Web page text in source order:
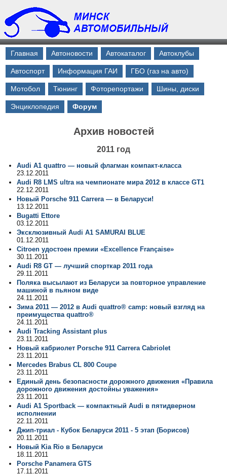
Главная Автоновости Автокаталог Автоклубы
Автоспорт Информация ГАИ ГБО (газ на авто)
Мотобол Тюнинг Фоторепортажи Шины, диски
Энциклопедия Форум
Архив новостей
2011 год
Audi A1 quattro — новый флагман компакт-класса
23.12.2011
Audi R8 LMS ultra на чемпионате мира 2012 в классе GT1
22.12.2011
Новый Porsche 911 Carrera — в Беларуси!
13.12.2011
Bugatti Ettore
03.12.2011
Эксклюзивный Audi A1 SAMURAI BLUE
01.12.2011
Citroen удостоен премии «Excellence Française»
30.11.2011
Audi R8 GT — лучший спорткар 2011 года
29.11.2011
Поляка высылают из Беларуси за повторное управление
машиной в пьяном виде
24.11.2011
Зима 2011 — 2012 в Audi quattro® camp: новый взгляд на
преимущества quattro®
24.11.2011
Audi Tracking Assistant plus
23.11.2011
Новый кабриолет Porsche 911 Carrera Cabriolet
23.11.2011
Mercedes Brabus CL 800 Coupe
23.11.2011
Единый день безопасности дорожного движения «Правила
дорожного движения достойны уважения»
23.11.2011
Audi A1 Sportback — компактный Audi в пятидверном
исполнении
22.11.2011
Джип-триал - Кубок Беларуси 2011 - 5 этап (Борисов)
20.11.2011
Новый Kia Rio в Беларуси
18.11.2011
Porsche Panamera GTS
17.11.2011